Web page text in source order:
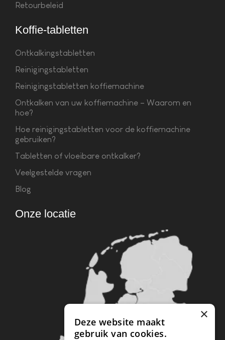
Retourbeleid
Koffie-tabletten
Ontkalkingstabletten
Reinigingstabletten
Reinigingstabletten koffiemachine
Ontkalken van uw koffiemachine – Waarom en
hoe?
Hoe reinigingstabletten voor de koffiemachine
gebruiken?
Tabletten of vloeibare ontkalker?
Veelgestelde vragen
Blog
Onze locatie
×
Deze website maakt
gebruik van cookies.